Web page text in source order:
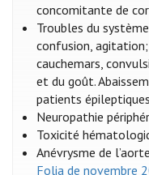
concomitante de
Troubles du
confusion,
cauchemars,
et du goût.
patients
Neuropathie
Toxicité
Anévrysme de
Folia de novembre